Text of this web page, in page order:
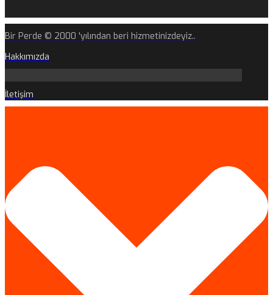
Bir Perde © 2000 'yılından beri hizmetinizdeyiz..
Hakkımızda
İletişim